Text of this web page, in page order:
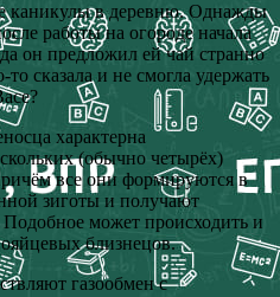
каникулы в деревню. Однажды
работы на огороде начала
он предложил ей чай странно
сказала и не смогла удержать
характерна
(обычно четырёх)
все они формируются в
зиготы и получают
может происходить и
близнецов.
газообмен с